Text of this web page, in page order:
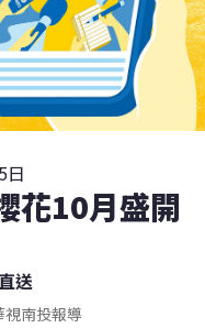
日
花10月盛開
送
南投報導